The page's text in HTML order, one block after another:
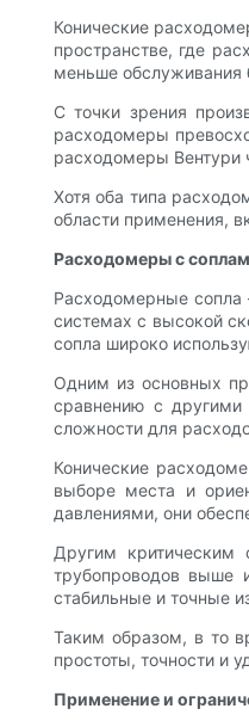
Конические
пространстве, где
меньше обслуживания
С точки зрения
расходомеры
расходомеры Вентури
Хотя оба типа
области применения,
Расходомеры с
Расходомерные сопла
системах с высокой
сопла широко
Одним из основных
сравнению с другими
сложности для
Конические
выборе места и
давлениями, они
Другим критическим
трубопроводов выше
стабильные и точные
Таким образом, в то
простоты, точности и
Применение и